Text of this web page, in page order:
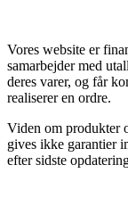
Vores website er
samarbejder med
deres varer, og får
realiserer en ordre.
Viden om produkter
gives ikke garantier
efter sidste